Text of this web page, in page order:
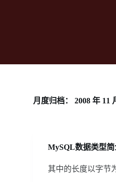
月度归档： 2008 年 11
MySQL数据类型简
其中的长度以字节